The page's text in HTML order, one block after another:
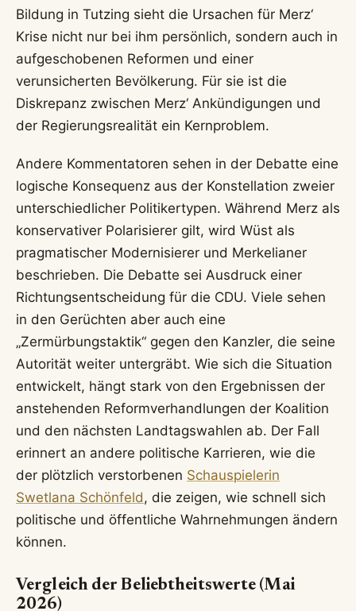
Bildung in Tutzing sieht die Ursachen für Merz‘
Krise nicht nur bei ihm persönlich, sondern auch in
aufgeschobenen Reformen und einer
verunsicherten Bevölkerung. Für sie ist die
Diskrepanz zwischen Merz‘ Ankündigungen und
der Regierungsrealität ein Kernproblem.
Andere Kommentatoren sehen in der Debatte eine
logische Konsequenz aus der Konstellation zweier
unterschiedlicher Politikertypen. Während Merz als
konservativer Polarisierer gilt, wird Wüst als
pragmatischer Modernisierer und Merkelianer
beschrieben. Die Debatte sei Ausdruck einer
Richtungsentscheidung für die CDU. Viele sehen
in den Gerüchten aber auch eine
„Zermürbungstaktik“ gegen den Kanzler, die seine
Autorität weiter untergräbt. Wie sich die Situation
entwickelt, hängt stark von den Ergebnissen der
anstehenden Reformverhandlungen der Koalition
und den nächsten Landtagswahlen ab. Der Fall
erinnert an andere politische Karrieren, wie die
der plötzlich verstorbenen Schauspielerin
Swetlana Schönfeld, die zeigen, wie schnell sich
politische und öffentliche Wahrnehmungen ändern
können.
Vergleich der Beliebtheitswerte (Mai
2026)